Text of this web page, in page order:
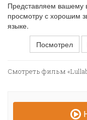
Представляем
просмотру с хорошим
языке.
Посмотрел
Смотреть фильм